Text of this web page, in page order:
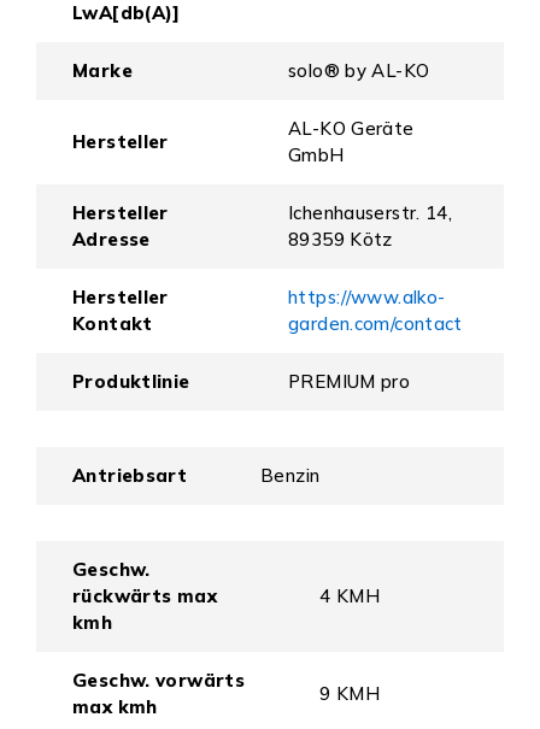
LwA[db(A)]
Marke solo® by AL-KO
Hersteller
AL-KO Geräte
GmbH
Hersteller
Adresse
Ichenhauserstr. 14,
89359 Kötz
Hersteller
Kontakt
https://www.alko-
garden.com/contact
Produktlinie PREMIUM pro
Antriebsart Benzin
Geschw.
rückwärts max
kmh
4 KMH
Geschw. vorwärts
max kmh
9 KMH